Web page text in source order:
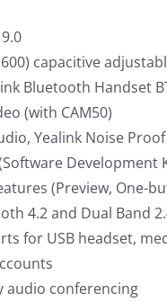
600) capacitive
Bluetooth Handset
(with CAM50)
Yealink Noise
(Software Development
(Preview, One-
4.2 and Dual Band
for USB headset,
audio conferencing